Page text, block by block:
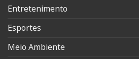
Entretenimento
Esportes
Meio Ambiente